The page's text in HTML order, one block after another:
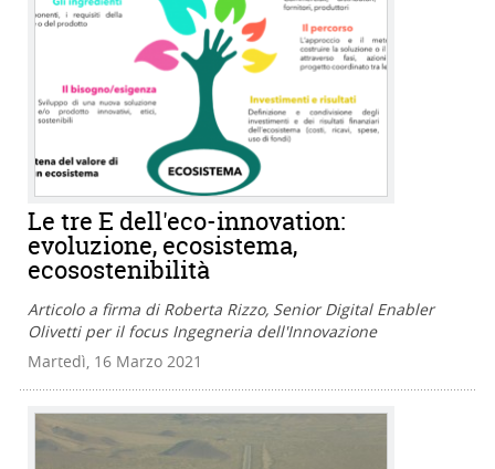
Le tre E dell'eco-innovation:
evoluzione, ecosistema,
ecosostenibilità
Articolo a firma di Roberta Rizzo, Senior Digital Enabler
Olivetti per il focus Ingegneria dell'Innovazione
Martedì, 16 Marzo 2021